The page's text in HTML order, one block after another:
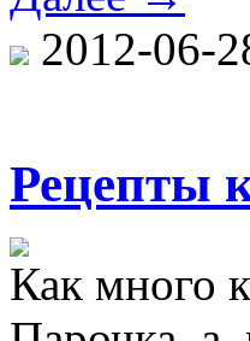
2012-06-
Рецепты
Как много